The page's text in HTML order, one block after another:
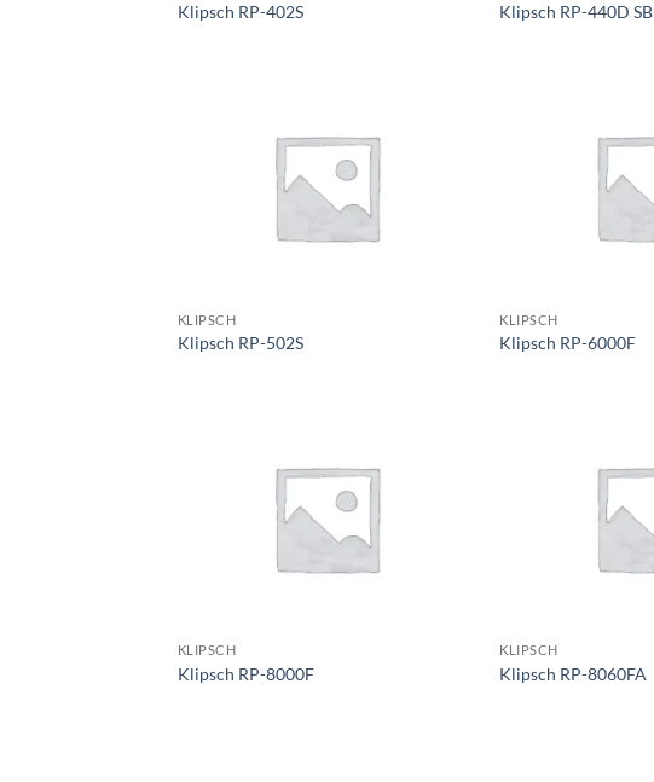
Klipsch RP-402S Klipsch RP-440D SB
KLIPSCH
Klipsch RP-502S
KLIPSCH
Klipsch RP-6000F
KLIPSCH
Klipsch RP-8000F
KLIPSCH
Klipsch RP-8060FA